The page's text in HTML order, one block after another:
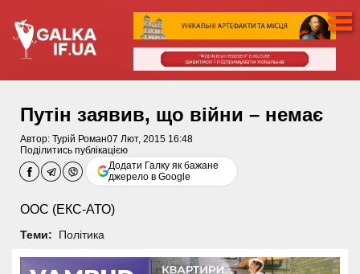
Путін заявив, що війни – немає
Автор: Турій Роман07 Лют, 2015 16:48
Поділитись публікацією
Додати Галку як бажане
джерело в Google
ООС (ЕКС-АТО)
Теми: Політика